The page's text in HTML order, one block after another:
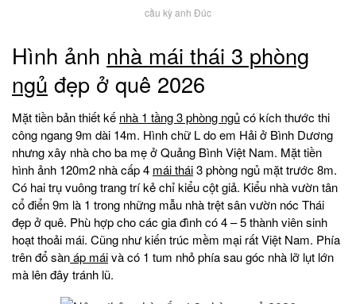
cầu kỳ anh Đúc
Hình ảnh nhà mái thái 3 phòng
ngủ đẹp ở quê 2026
Mặt tiền bản thiết kế nhà 1 tầng 3 phòng ngủcó kích thước thi
công ngang 9m dài 14m. Hình chữ L do em Hải ở Bình Dương
nhưng xây nhà cho ba mẹ ở Quảng Bình Việt Nam. Mặt tiền
hình ảnh 120m2 nhà cấp 4 mái thái3 phòng ngủ mặt trước 8m.
Có hai trụ vuông trang trí kẻ chỉ kiểu cột giả. Kiểu nhà vườn tân
cổ điển 9m là 1 trong những mẫu nhà trệt sân vườn nóc Thái
đẹp ở quê. Phù hợp cho các gia đình có 4 – 5 thành viên sinh
hoạt thoải mái. Cũng như kiến trúc mềm mại rất Việt Nam. Phía
trên đổ sànáp máivà có 1 tum nhỏ phía sau góc nhà lỡ lụt lớn
mà lên đây tránh lũ.